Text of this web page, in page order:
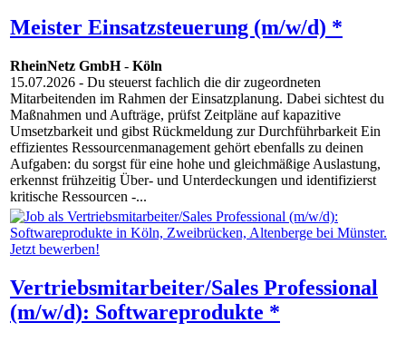
Meister Einsatzsteuerung (m/w/d) *
RheinNetz GmbH- Köln
15.07.2026 - Du steuerst fachlich die dir zugeordneten
Mitarbeitenden im Rahmen der Einsatzplanung. Dabei sichtest du
Maßnahmen und Aufträge, prüfst Zeitpläne auf kapazitive
Umsetzbarkeit und gibst Rückmeldung zur Durchführbarkeit Ein
effizientes Ressourcenmanagement gehört ebenfalls zu deinen
Aufgaben: du sorgst für eine hohe und gleichmäßige Auslastung,
erkennst frühzeitig Über- und Unterdeckungen und identifizierst
kritische Ressourcen -...
Vertriebsmitarbeiter/Sales Professional
(m/w/d): Softwareprodukte *